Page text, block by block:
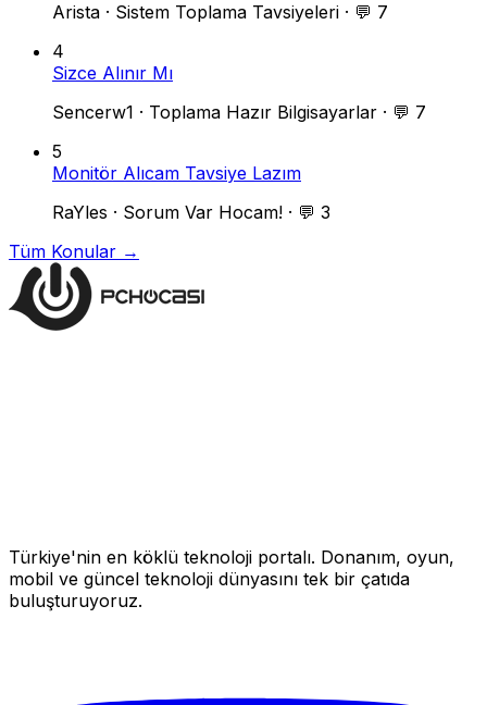
Arista · Sistem Toplama Tavsiyeleri · 💬 7
4
Sizce Alınır Mı
Sencerw1 · Toplama Hazır Bilgisayarlar · 💬 7
5
Monitör Alıcam Tavsiye Lazım
RaYles · Sorum Var Hocam! · 💬 3
Tüm Konular →
Türkiye'nin en köklü teknoloji portalı. Donanım, oyun,
mobil ve güncel teknoloji dünyasını tek bir çatıda
buluşturuyoruz.